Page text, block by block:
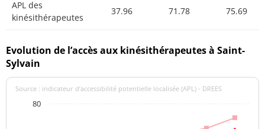
APL des
kinésithérapeutes
37.96 71.78 75.69
Evolution de l’accès aux kinésithérapeutes à Saint-
Sylvain
Source : indicateur d’accessibilité potentielle localisée (APL) - DREES
80